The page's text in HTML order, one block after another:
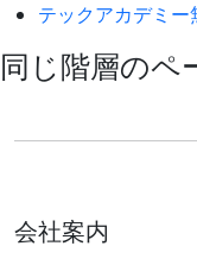
テックアカデミー
同じ階層のペ
会社案内